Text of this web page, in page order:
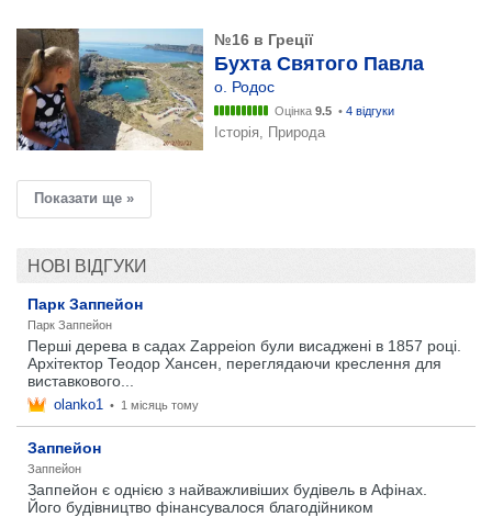
№16 в Греції
Бухта Святого Павла
о. Родос
Оцінка 9.5 • 4 відгуки
Історія, Природа
Показати ще »
НОВІ ВІДГУКИ
Парк Заппейон
Парк Заппейон
Перші дерева в садах Zappeion були висаджені в 1857 році.
Архітектор Теодор Хансен, переглядаючи креслення для
виставкового...
olanko1 • 1 місяць тому
Заппейон
Заппейон
Заппейон є однією з найважливіших будівель в Афінах.
Його будівництво фінансувалося благодійником